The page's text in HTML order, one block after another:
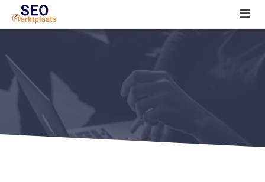
SEO tools reviews
Marketeer bij jou in de buurt?
Offerte
1. Seo voor beginners +
2. Onderzoeken +